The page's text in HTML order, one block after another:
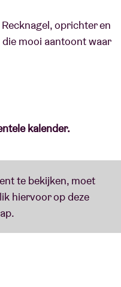
oprichter en
mooi aantoont waar
kalender.